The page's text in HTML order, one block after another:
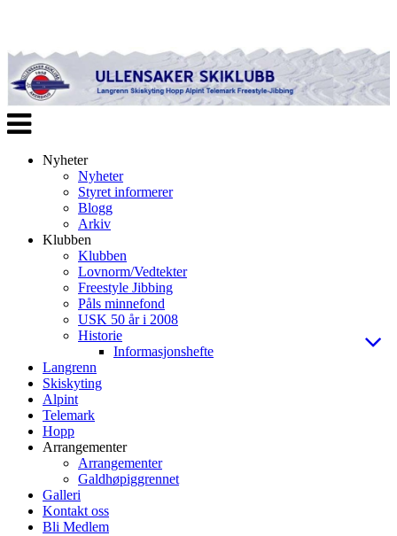
Veksle
navigasjon
Nyheter
Nyheter
Styret informerer
Blogg
Arkiv
Klubben
Klubben
Lovnorm/Vedtekter
Freestyle Jibbing
Påls minnefond
USK 50 år i 2008
Historie
Informasjonshefte
Langrenn
Skiskyting
Alpint
Telemark
Hopp
Arrangementer
Arrangementer
Galdhøpiggrennet
Galleri
Kontakt oss
Bli Medlem